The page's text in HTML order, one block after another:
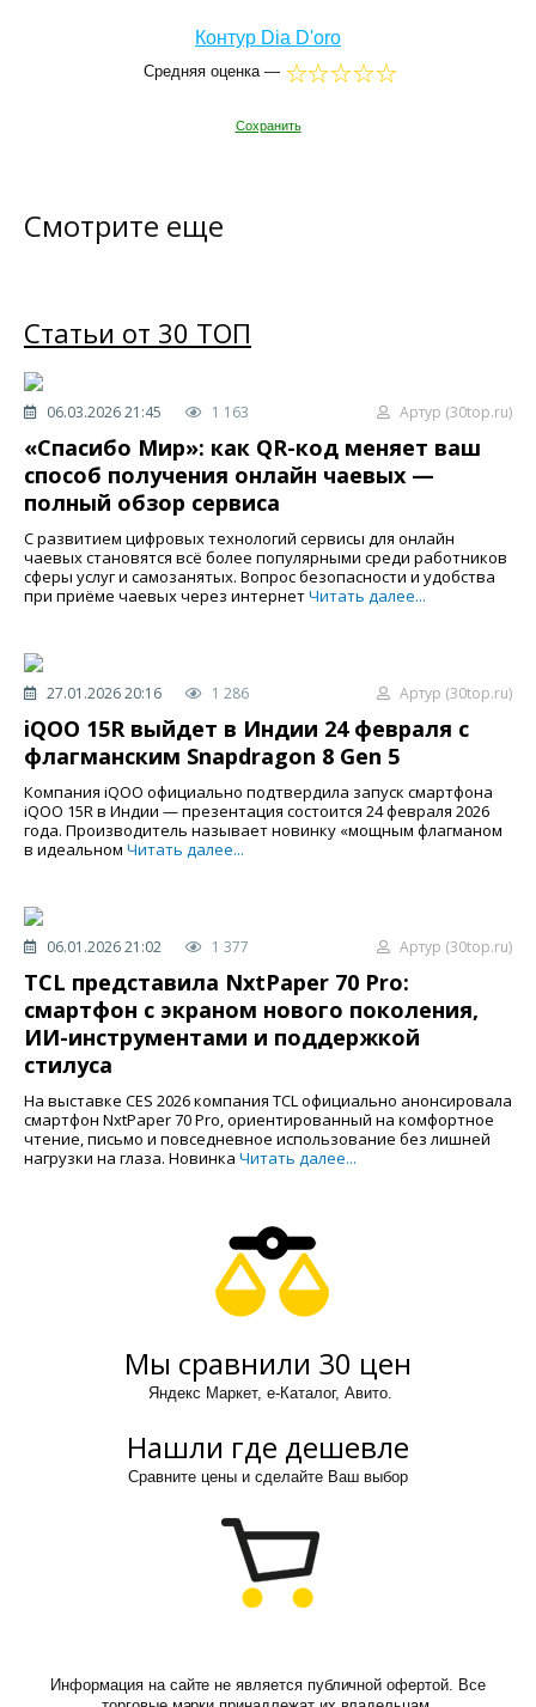
Контур Dia D'oro
Средняя оценка —
Сохранить
Смотрите еще
Статьи от 30 ТОП
06.03.2026 21:45 1 163 Артур (30top.ru)
«Спасибо Мир»: как QR-код меняет ваш
способ получения онлайн чаевых —
полный обзор сервиса
С развитием цифровых технологий сервисы для онлайн
чаевых становятся всё более популярными среди работников
сферы услуг и самозанятых. Вопрос безопасности и удобства
при приёме чаевых через интернетЧитать далее...
27.01.2026 20:16 1 286 Артур (30top.ru)
iQOO 15R выйдет в Индии 24 февраля с
флагманским Snapdragon 8 Gen 5
Компания iQOO официально подтвердила запуск смартфона
iQOO 15R в Индии — презентация состоится 24 февраля 2026
года. Производитель называет новинку «мощным флагманом
в идеальном Читать далее...
06.01.2026 21:02 1 377 Артур (30top.ru)
TCL представила NxtPaper 70 Pro:
смартфон с экраном нового поколения,
ИИ-инструментами и поддержкой
стилуса
На выставке CES 2026 компания TCL официально анонсировала
смартфон NxtPaper 70 Pro, ориентированный на комфортное
чтение, письмо и повседневное использование без лишней
нагрузки на глаза. Новинка Читать далее...
Мы сравнили 30 цен
Яндекс Маркет, е-Каталог, Авито.
Нашли где дешевле
Сравните цены и сделайте Ваш выбор
Информация на сайте не является публичной офертой. Все